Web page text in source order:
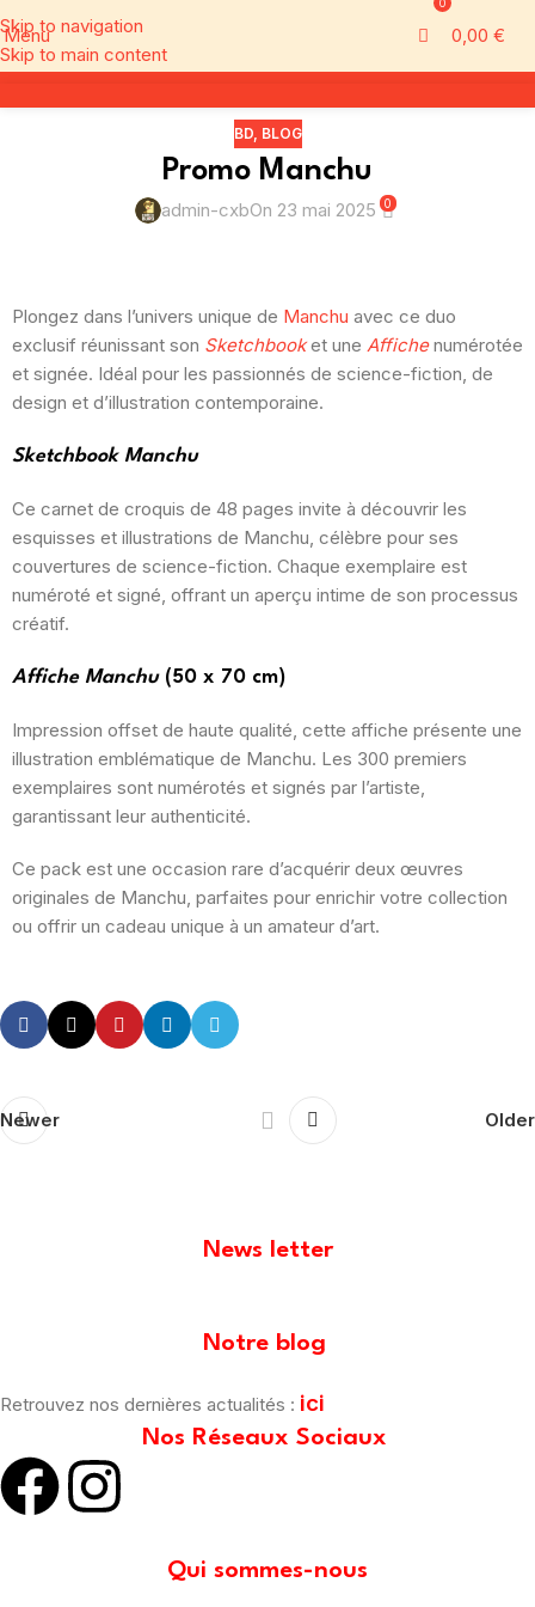
Skip to navigation
Skip to main content
Menu
0
0,00 €
BD, BLOG
Promo Manchu
admin-cxbOn 23 mai 2025 0
Plongez dans l’univers unique de Manchu avec ce duo
exclusif réunissant son Sketchbooket une Affichenumérotée
et signée. Idéal pour les passionnés de science-fiction, de
design et d’illustration contemporaine.
Sketchbook Manchu
Ce carnet de croquis de 48 pages invite à découvrir les
esquisses et illustrations de Manchu, célèbre pour ses
couvertures de science-fiction. Chaque exemplaire est
numéroté et signé, offrant un aperçu intime de son processus
créatif.
Affiche Manchu(50 x 70 cm)
Impression offset de haute qualité, cette affiche présente une
illustration emblématique de Manchu. Les 300 premiers
exemplaires sont numérotés et signés par l’artiste,
garantissant leur authenticité.
Ce pack est une occasion rare d’acquérir deux œuvres
originales de Manchu, parfaites pour enrichir votre collection
ou offrir un cadeau unique à un amateur d’art.
Newer Older
News letter
Notre blog
Retrouvez nos dernières actualités : ici
Nos Réseaux Sociaux
Qui sommes-nous